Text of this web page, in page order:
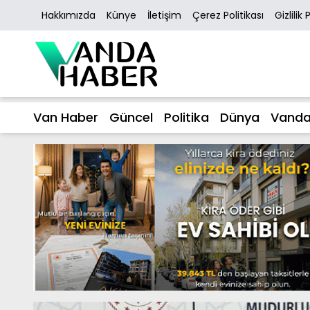
Hakkımızda Künye İletişim Çerez Politikası Gizlilik
Van Haber Güncel Politika Dünya